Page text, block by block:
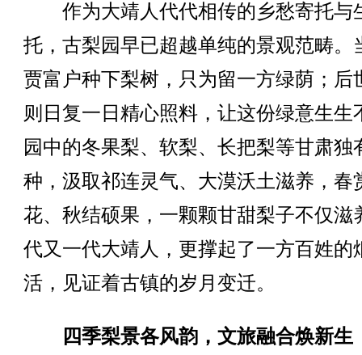
作为大靖人代代相传的乡愁寄托与
托，古梨园早已超越单纯的景观范畴。
贾富户种下梨树，只为留一方绿荫；后
则日复一日精心照料，让这份绿意生生
园中的冬果梨、软梨、长把梨等甘肃独
种，汲取祁连灵气、大漠沃土滋养，春
花、秋结硕果，一颗颗甘甜梨子不仅滋
代又一代大靖人，更撑起了一方百姓的
活，见证着古镇的岁月变迁。
四季梨景各风韵，文旅融合焕新生